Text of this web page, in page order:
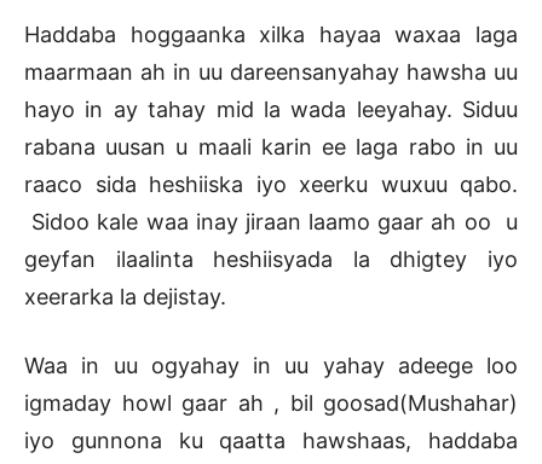
Haddaba hoggaanka xilka hayaa waxaa laga
maarmaan ah in uu dareensanyahay hawsha uu
hayo in ay tahay mid la wada leeyahay. Siduu
rabana uusan u maali karin ee laga rabo in uu
raaco sida heshiiska iyo xeerku wuxuu qabo.
Sidoo kale waa inay jiraan laamo gaar ah oo u
geyfan ilaalinta heshiisyada la dhigtey iyo
xeerarka la dejistay.
Waa in uu ogyahay in uu yahay adeege loo
igmaday howl gaar ah , bil goosad(Mushahar)
iyo gunnona ku qaatta hawshaas, haddaba